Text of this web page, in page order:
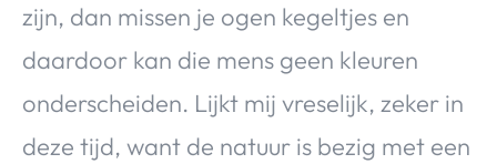
zijn, dan missen je ogen kegeltjes en
daardoor kan die mens geen kleuren
onderscheiden. Lijkt mij vreselijk, zeker in
deze tijd, want de natuur is bezig met een